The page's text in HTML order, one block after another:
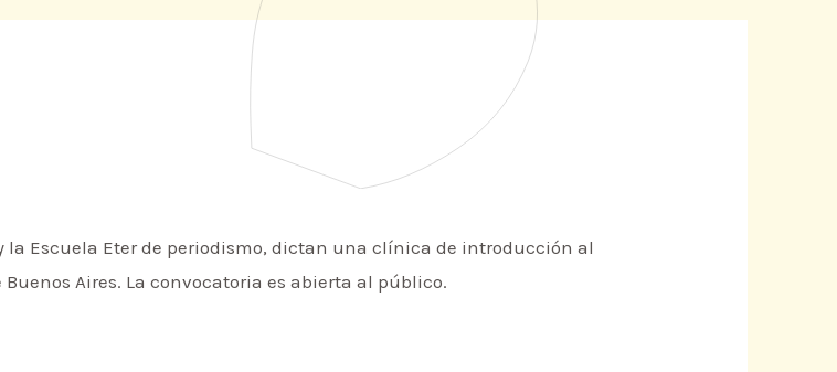
la Escuela Eter de periodismo, dictan una clínica de introducción al
Aires. La convocatoria es abierta al público.